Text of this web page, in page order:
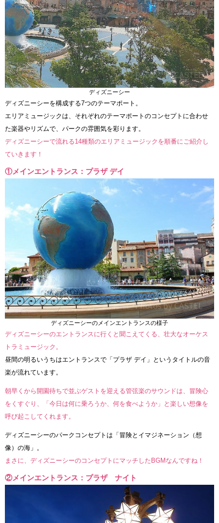
ディズニーシー
ディズニーシーを構成する7つのテーマポート。
エリアミュージックは、それぞれのテーマポートのコンセプトに合わせ
た楽器やリズムで、パークの雰囲気を彩ります。
ディズニーシーで流れる14種類のエリアミュージックを順番にご紹介し
ていきます！
①メインエントランス：プラザ デイ
ディズニーシーのメインエントランスの様子
ディズニーシーのエントランスに行くと聞こえてくる、壮大なオーケス
トラミュージック。
昼間の明るいうちはエントランスで「プラザ デイ」というタイトルの音
楽が流れています。
朝早くから開園待ちで並ぶゲストを迎える管弦楽のサウンドは、冒険心
をくすぐり、「今日は何に乗ろうか、何を食べようか」と楽しい想像を
呼び起こしてくれます。
ディズニーシーのパークコンセプトは「冒険とイマジネーション（想
像）の海」。
まさに、ディズニーシーのコンセプトにマッチしたBGMなんですね！
②メインエントランス：プラザ ナイト